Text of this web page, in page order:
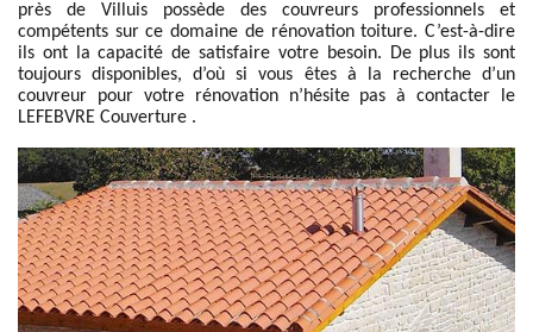
près de Villuis possède des couvreurs professionnels et
compétents sur ce domaine de rénovation toiture. C’est-à-dire
ils ont la capacité de satisfaire votre besoin. De plus ils sont
toujours disponibles, d’où si vous êtes à la recherche d’un
couvreur pour votre rénovation n’hésite pas à contacter le
LEFEBVRE Couverture .